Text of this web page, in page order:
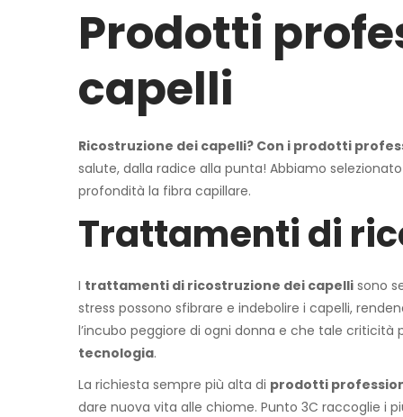
Prodotti
capelli
Ricostruzione dei capelli? Con i prodotti
salute, dalla radice alla punta! Abbiamo
profondità la fibra capillare.
Trattamenti di
I trattamenti di ricostruzione dei capelli sono
stress possono sfibrare e indebolire i capelli,
l’incubo peggiore di ogni donna e che tale
tecnologia.
La richiesta sempre più alta di prodotti
dare nuova vita alle chiome. Punto 3C raccoglie i